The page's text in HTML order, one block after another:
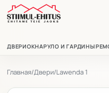
ДВЕРИОКНАРУЛО И ГАРДИНЫ
Главная/Двери/Lawenda 1